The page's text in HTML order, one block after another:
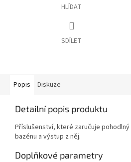
HLÍDAT
SDÍLET
Popis Diskuze
Detailní popis produktu
Příslušenství, které zaručuje
bazénu a výstup z něj.
Doplňkové parametry